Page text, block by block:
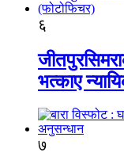
६
भत्काए
७